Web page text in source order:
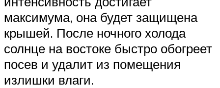
максимума, она будет защищена
крышей. После ночного холода
солнце на востоке быстро обогреет
посев и удалит из помещения
излишки влаги.